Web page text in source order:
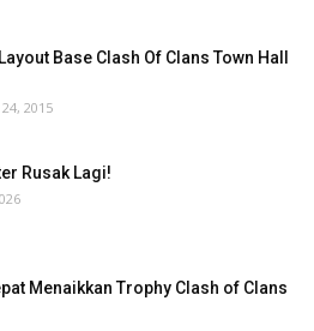
Base Clash Of Clans Town Hall
2015
Rusak Lagi!
Menaikkan Trophy Clash of Clans